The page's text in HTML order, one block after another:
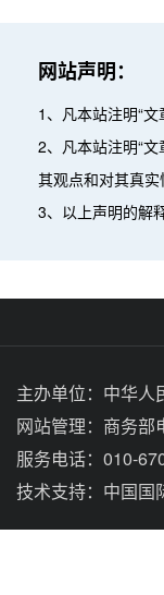
网站声明：
1、凡本站注明“
2、凡本站注明“
其观点和对其真
3、以上声明的解
主办单位： 中华人
网站管理： 商务部
服务电话：010-
技术支持： 中国国